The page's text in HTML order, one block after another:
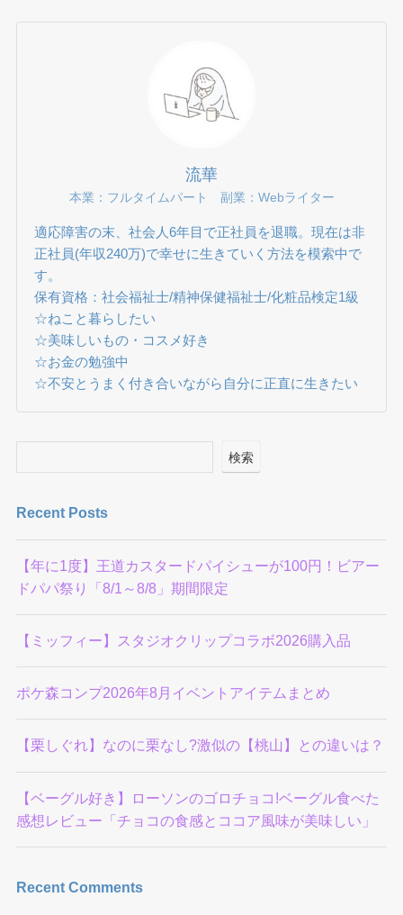
流華
本業：フルタイムパート 副業：Webライター
適応障害の末、社会人6年目で正社員を退職。現在は非
正社員(年収240万)で幸せに生きていく方法を模索中で
す。
保有資格：社会福祉士/精神保健福祉士/化粧品検定1級
☆ねこと暮らしたい
☆美味しいもの・コスメ好き
☆お金の勉強中
☆不安とうまく付き合いながら自分に正直に生きたい
検索
Recent Posts
【年に1度】王道カスタードパイシューが100円！ビアー
ドパパ祭り「8/1～8/8」期間限定
【ミッフィー】スタジオクリップコラボ2026購入品
ポケ森コンプ2026年8月イベントアイテムまとめ
【栗しぐれ】なのに栗なし?激似の【桃山】との違いは？
【ベーグル好き】ローソンのゴロチョコ!ベーグル食べた
感想レビュー「チョコの食感とココア風味が美味しい」
Recent Comments